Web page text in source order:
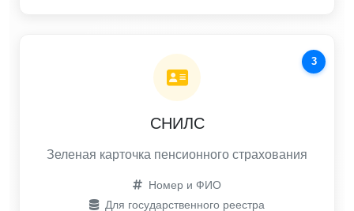
3
СНИЛС
Зеленая карточка пенсионного страхования
Номер и ФИО
Для государственного реестра